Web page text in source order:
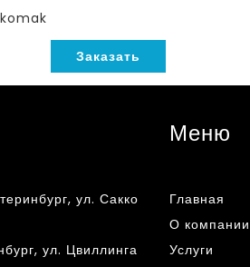
Заказать
ул. Сакко
ул. Цвиллинга
Меню
Главная
О компании
Услуги